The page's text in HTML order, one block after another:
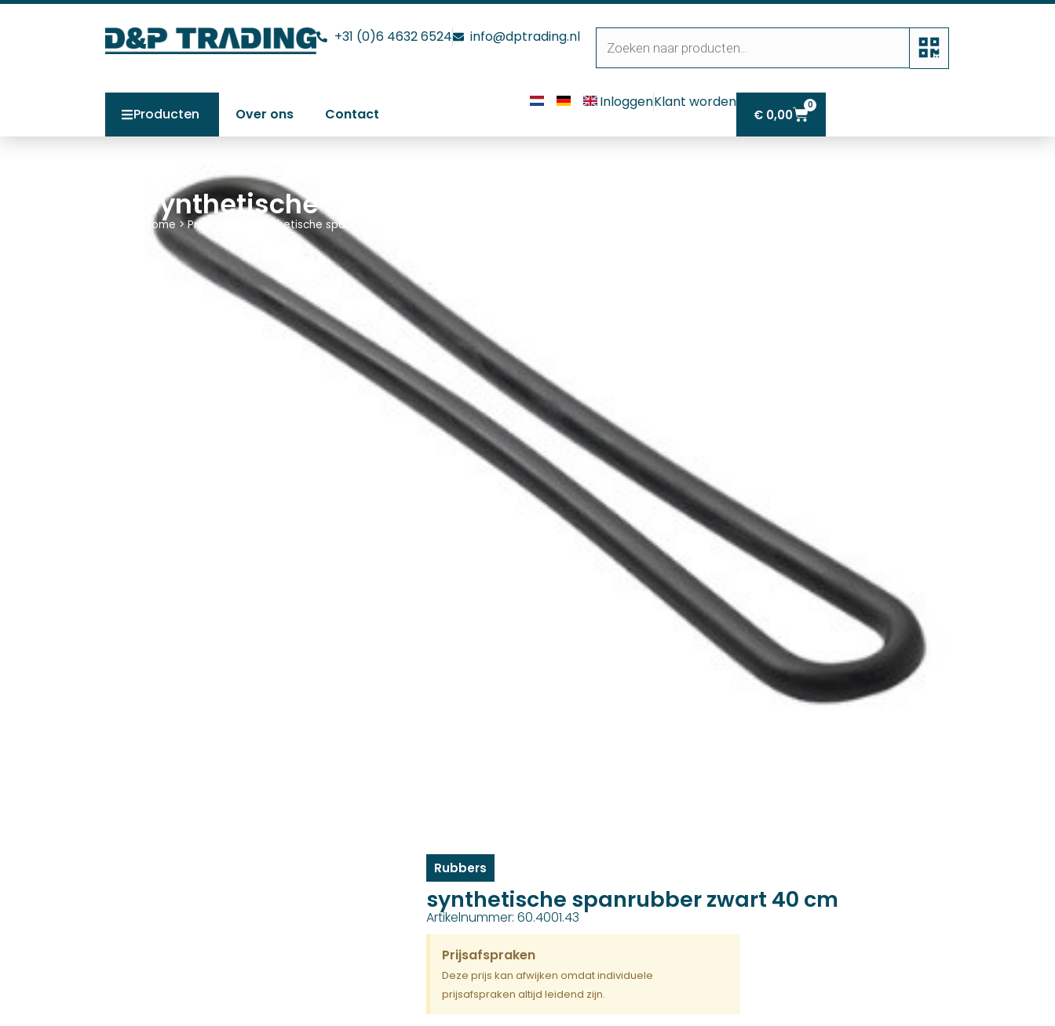
+31 (0)6 4632 6524 info@dptrading.nl
Producten Over ons Contact
InloggenKlant worden
€ 0,00
0
synthetische spanrubber zwart 40 cm
Home >Producten synthetische spanrubber zwart 40 cm
Rubbers
synthetische spanrubber zwart 40 cm
Artikelnummer: 60.4001.43
Prijsafspraken
Deze prijs kan afwijken omdat individuele
prijsafspraken altijd leidend zijn.